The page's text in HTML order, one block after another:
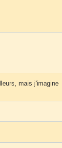
mais j'imagine